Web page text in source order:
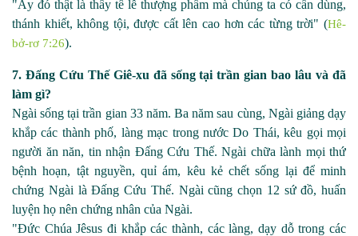
"Ấy đó thật là thầy tế lễ thượng phẩm mà chúng ta có cần dùng,
thánh khiết, không tội, được cất lên cao hơn các từng trời" (Hê-
bở-rơ 7:26).
7. Đấng Cứu Thế Giê-xu đã sống tại trần gian bao lâu và đã
làm gì?
Ngài sống tại trần gian 33 năm. Ba năm sau cùng, Ngài giảng dạy
khắp các thành phố, làng mạc trong nước Do Thái, kêu gọi mọi
người ăn năn, tin nhận Đấng Cứu Thế. Ngài chữa lành mọi thứ
bệnh hoạn, tật nguyền, quỉ ám, kêu kẻ chết sống lại để minh
chứng Ngài là Đấng Cứu Thế. Ngài cũng chọn 12 sứ đồ, huấn
luyện họ nên chứng nhân của Ngài.
"Đức Chúa Jêsus đi khắp các thành, các làng, dạy dỗ trong các